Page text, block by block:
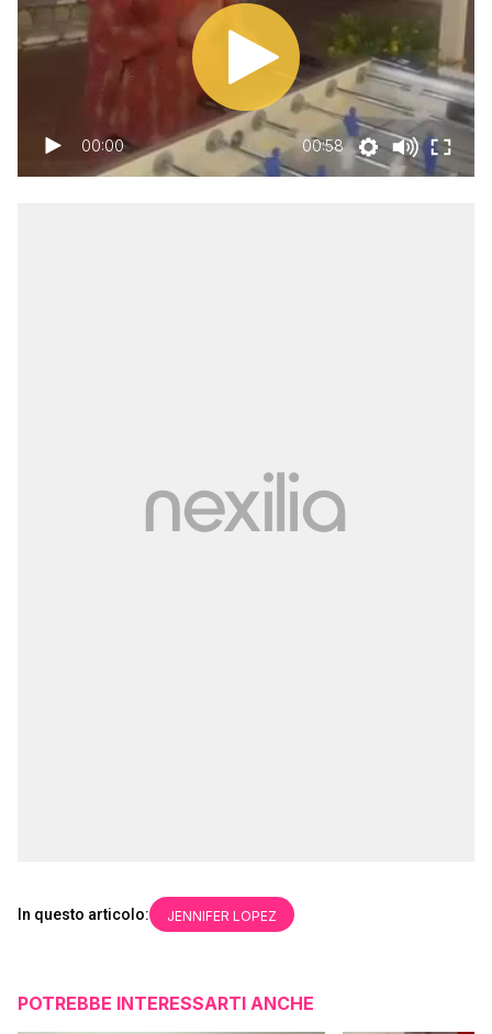
00:00 00:58
In questo articolo: JENNIFER LOPEZ
POTREBBE INTERESSARTI ANCHE